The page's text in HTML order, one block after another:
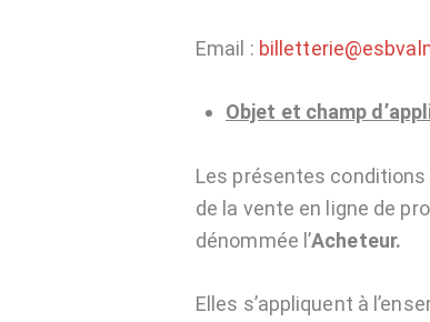
Email :
Objet et champ
Les présentes
de la vente en ligne de
dénommée l’Acheteur.
Elles s’appliquent à